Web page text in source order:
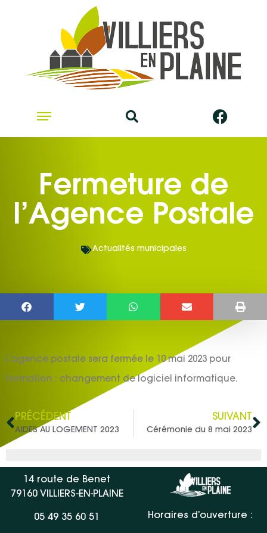
Fermeture de
l’Agence Postale
Actualités municipales
L’agence postale sera fermée le 10 mai 2023 pour
formation : changement de logiciel informatique.
PRÉCÉDENT
AIDES AU LOGEMENT 2023
SUIVANT
Cérémonie du 8 mai 2023
14 route de Benet
79160 VILLIERS-EN-PLAINE
05 49 35 60 51 Horaires d’ouverture :